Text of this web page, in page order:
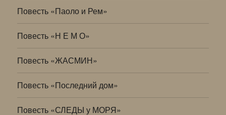
Повесть «Паоло и Рем»
Повесть «Н Е М О»
Повесть «ЖАСМИН»
Повесть «Последний дом»
Повесть «СЛЕДЫ у МОРЯ»